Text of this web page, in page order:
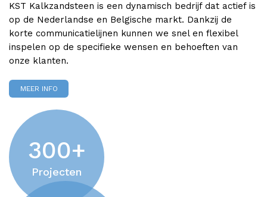
KST Kalkzandsteen is een dynamisch bedrijf dat actief is
op de Nederlandse en Belgische markt. Dankzij de
korte communicatielijnen kunnen we snel en flexibel
inspelen op de specifieke wensen en behoeften van
onze klanten.
MEER INFO
300+
Projecten